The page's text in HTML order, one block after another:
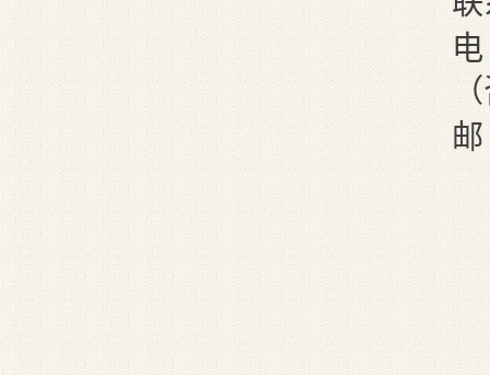
电
（
邮